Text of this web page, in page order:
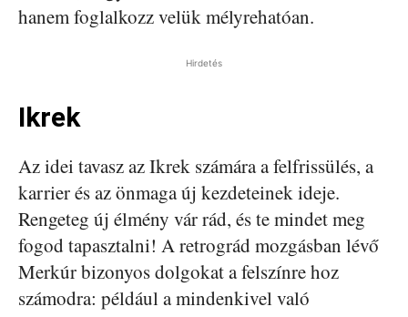
hanem foglalkozz velük mélyrehatóan.
Hirdetés
Ikrek
Az idei tavasz az Ikrek számára a felfrissülés, a
karrier és az önmaga új kezdeteinek ideje.
Rengeteg új élmény vár rád, és te mindet meg
fogod tapasztalni! A retrográd mozgásban lévő
Merkúr bizonyos dolgokat a felszínre hoz
számodra: például a mindenkivel való